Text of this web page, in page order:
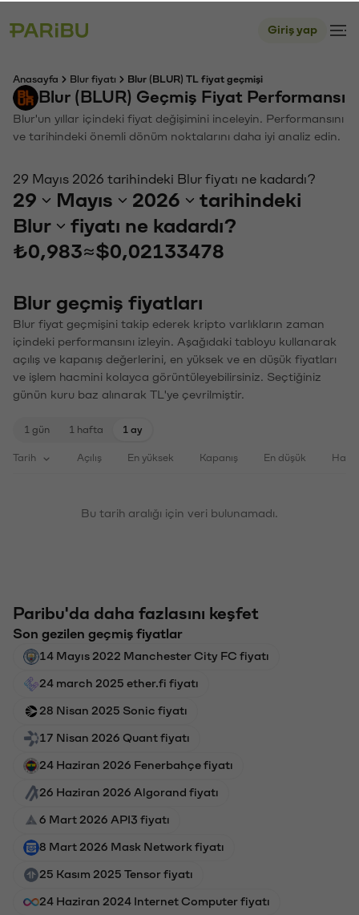
Giriş yap
Anasayfa Blur fiyatı Blur (BLUR) TL fiyat geçmişi
Blur (BLUR) Geçmiş Fiyat Performansı
Blur'un yıllar içindeki fiyat değişimini inceleyin. Performansını
ve tarihindeki önemli dönüm noktalarını daha iyi analiz edin.
29 Mayıs 2026 tarihindeki Blur fiyatı ne kadardı?
29 Mayıs 2026
tarihindeki
Blur
fiyatı ne kadardı?
₺0,983≈$0,02133478
Blur geçmiş fiyatları
Blur fiyat geçmişini takip ederek kripto varlıkların zaman
içindeki performansını izleyin. Aşağıdaki tabloyu kullanarak
açılış ve kapanış değerlerini, en yüksek ve en düşük fiyatları
ve işlem hacmini kolayca görüntüleyebilirsiniz. Seçtiğiniz
günün kuru baz alınarak TL'ye çevrilmiştir.
1 gün 1 hafta 1 ay
Tarih Açılış En yüksek Kapanış En düşük
Bu tarih aralığı için veri bulunamadı.
Paribu'da daha fazlasını keşfet
Son gezilen geçmiş fiyatlar
14 Mayıs 2022 Manchester City FC fiyatı
24 march 2025 ether.fi fiyatı
28 Nisan 2025 Sonic fiyatı
17 Nisan 2026 Quant fiyatı
24 Haziran 2026 Fenerbahçe fiyatı
26 Haziran 2026 Algorand fiyatı
6 Mart 2026 API3 fiyatı
8 Mart 2026 Mask Network fiyatı
25 Kasım 2025 Tensor fiyatı
24 Haziran 2024 Internet Computer fiyatı